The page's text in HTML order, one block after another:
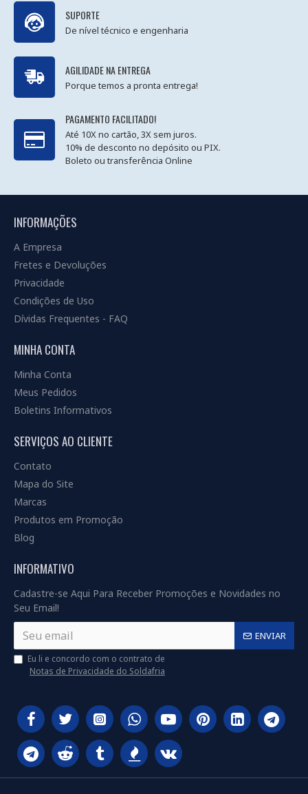
SUPORTE
De nível técnico e engenharia
AGILIDADE NA ENTREGA
Porque temos a pronta entrega!
PAGAMENTO FACILITADO!
Até 10X no cartão, 3X sem juros.
10% de desconto no depósito ou PIX.
Boleto ou transferência Online
INFORMAÇÕES
A Empresa
Fretes e Devoluções
Privacidade
Condições de Uso
Dívidas Frequentes - FAQ
MINHA CONTA
Minha Conta
Meus Pedidos
Boletins Informativos
SERVIÇOS AO CLIENTE
Contato
Mapa do Site
Marcas
Produtos em Promoção
Blog
INFORMATIVO
Cadastre-se Aqui Para Receber Promoções e Novidades no
Seu Email!
ENVIAR
Eu li e concordo com o contrato de
Notas de Privacidade do Soldafria